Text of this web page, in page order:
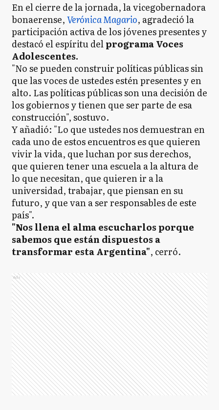
En el cierre de la jornada, la vicegobernadora
bonaerense,Verónica Magario, agradeció la
participación activa de los jóvenes presentes y
destacó el espíritu delprograma Voces
Adolescentes.
"No se pueden construir políticas públicas sin
que las voces de ustedes estén presentes y en
alto. Las políticas públicas son una decisión de
los gobiernos y tienen que ser parte de esa
construcción", sostuvo.
Y añadió: "Lo que ustedes nos demuestran en
cada uno de estos encuentros es que quieren
vivir la vida, que luchan por sus derechos,
que quieren tener una escuela a la altura de
lo que necesitan, que quieren ir a la
universidad, trabajar, que piensan en su
futuro, y que van a ser responsables de este
país".
"Nos llena el alma escucharlos porque
sabemos que están dispuestos a
transformar esta Argentina", cerró.
Ads